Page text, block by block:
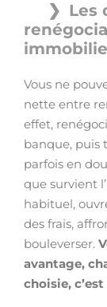
Les
Vous ne
nette entre
effet,
banque, puis
parfois en
que survient
habituel,
des frais,
bouleverser.
avantage,
choisie,